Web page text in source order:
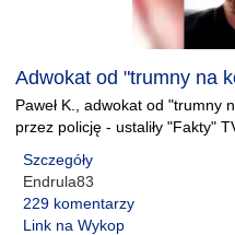
Adwokat od "trumny na
Paweł K., adwokat od "trumny
przez policję - ustaliły "Fakty"
Szczegóły
Endrula83
229 komentarzy
Link na Wykop